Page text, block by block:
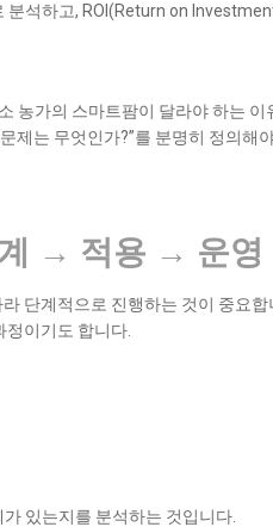
석하고, ROI(Return on
농가의 스마트팜이 달라야 하는
제는 무엇인가?”를 분명히 정의해
→ 적용 → 운영
단계적으로 진행하는 것이 중요
이기도 합니다.
있는지를 분석하는 것입니다.